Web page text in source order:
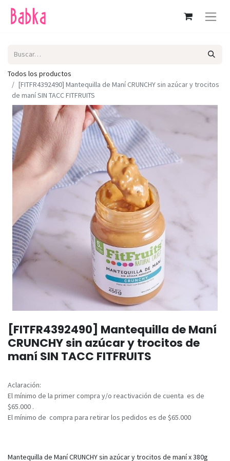
Todos los productos
[FITFR4392490] Mantequilla de Maní CRUNCHY sin azúcar y trocitos
de maní SIN TACC FITFRUITS
[FITFR4392490] Mantequilla de Maní
CRUNCHY sin azúcar y trocitos de
maní SIN TACC FITFRUITS
Aclaración:
El mínimo de la primer compra y/o reactivación de cuenta es de
$65.000 .
El mínimo de compra para retirar los pedidos es de $65.000
Mantequilla de Maní CRUNCHY sin azúcar y trocitos de maní x 380g